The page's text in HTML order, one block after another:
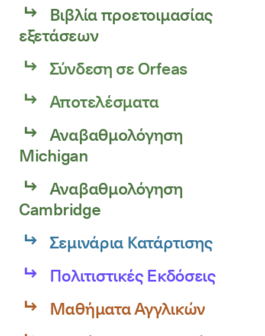
Βιβλία προετοιμασίας
εξετάσεων
Σύνδεση σε Orfeas
Αποτελέσματα
Αναβαθμολόγηση
Michigan
Αναβαθμολόγηση
Cambridge
Σεμινάρια Κατάρτισης
Πολιτιστικές Εκδόσεις
Μαθήματα Αγγλικών